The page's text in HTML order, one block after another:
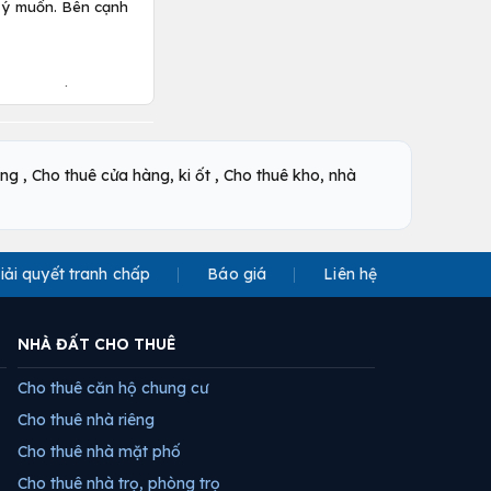
muốn. Bên cạnh
kênh đầu tư
khá sâu, giúp bạn
điều này cũng
khoản dự trữ
và sâu hơn mong
bị tóp hậu, hoặc
, Cho thuê cửa hàng, ki ốt , Cho thuê kho, nhà
quyết tranh chấp Báo giá Liên hệ
NHÀ ĐẤT CHO THUÊ
Cho thuê căn hộ chung cư
Cho thuê nhà riêng
Cho thuê nhà mặt phố
Cho thuê nhà trọ, phòng trọ